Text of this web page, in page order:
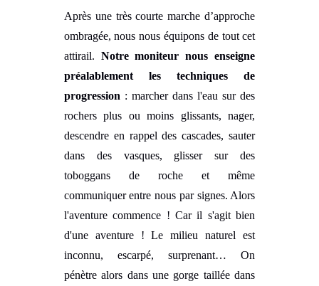
Après une très courte marche d’approche
ombragée, nous nous équipons de tout cet
attirail. Notre moniteur nous enseigne
préalablement les techniques de
progression : marcher dans l'eau sur des
rochers plus ou moins glissants, nager,
descendre en rappel des cascades, sauter
dans des vasques, glisser sur des
toboggans de roche et même
communiquer entre nous par signes. Alors
l'aventure commence ! Car il s'agit bien
d'une aventure ! Le milieu naturel est
inconnu, escarpé, surprenant… On
pénètre alors dans une gorge taillée dans